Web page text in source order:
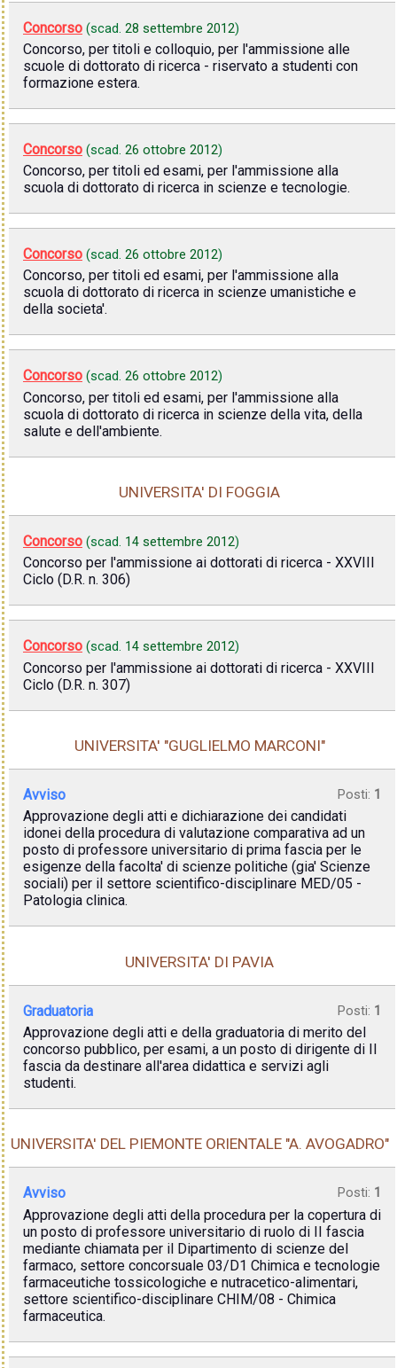
Concorso (scad. 28 settembre 2012)
Concorso, per titoli e colloquio, per l'ammissione alle
scuole di dottorato di ricerca - riservato a studenti con
formazione estera.
Concorso (scad. 26 ottobre 2012)
Concorso, per titoli ed esami, per l'ammissione alla
scuola di dottorato di ricerca in scienze e tecnologie.
Concorso (scad. 26 ottobre 2012)
Concorso, per titoli ed esami, per l'ammissione alla
scuola di dottorato di ricerca in scienze umanistiche e
della societa'.
Concorso (scad. 26 ottobre 2012)
Concorso, per titoli ed esami, per l'ammissione alla
scuola di dottorato di ricerca in scienze della vita, della
salute e dell'ambiente.
UNIVERSITA' DI FOGGIA
Concorso (scad. 14 settembre 2012)
Concorso per l'ammissione ai dottorati di ricerca - XXVIII
Ciclo (D.R. n. 306)
Concorso (scad. 14 settembre 2012)
Concorso per l'ammissione ai dottorati di ricerca - XXVIII
Ciclo (D.R. n. 307)
UNIVERSITA' "GUGLIELMO MARCONI"
Avviso Posti: 1
Approvazione degli atti e dichiarazione dei candidati
idonei della procedura di valutazione comparativa ad un
posto di professore universitario di prima fascia per le
esigenze della facolta' di scienze politiche (gia' Scienze
sociali) per il settore scientifico-disciplinare MED/05 -
Patologia clinica.
UNIVERSITA' DI PAVIA
Graduatoria Posti: 1
Approvazione degli atti e della graduatoria di merito del
concorso pubblico, per esami, a un posto di dirigente di II
fascia da destinare all'area didattica e servizi agli
studenti.
UNIVERSITA' DEL PIEMONTE ORIENTALE "A. AVOGADRO"
Avviso Posti: 1
Approvazione degli atti della procedura per la copertura di
un posto di professore universitario di ruolo di II fascia
mediante chiamata per il Dipartimento di scienze del
farmaco, settore concorsuale 03/D1 Chimica e tecnologie
farmaceutiche tossicologiche e nutracetico-alimentari,
settore scientifico-disciplinare CHIM/08 - Chimica
farmaceutica.